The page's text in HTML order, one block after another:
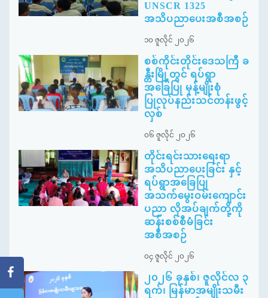
UNSCR 1325
အသိပညာပေးအစီအစဉ်
၁၀ ဇူလိုင် ၂၀၂၆
စစ်ကိုင်းတိုင်းဒေသကြီ ခ
န္တီးမြို့တွင် ရပ်ရွာ
အခြေပြု မုန့်မျိုးစုံ
ပြုလုပ်နည်းသင်တန်းဖွင့်
လှစ်
၀၆ ဇူလိုင် ၂၀၂၆
တိုင်းရင်းသားရေးရာ
အသိပညာပေးခြင်း နှင့်
ရပ်ရွာအခြေပြု
အသက်မွေးဝမ်းကျောင်း
ပညာ လိုအပ်ချက်တို့ကို
ဆန်းစစ်စီမံခြင်း
အစီအစဉ်
၀၄ ဇူလိုင် ၂၀၂၆
၂၀၂၆ ခုနှစ်၊ ဇူလိုင်လ ၃
ရက်၊ မြန်မာအမျိုးသမီး